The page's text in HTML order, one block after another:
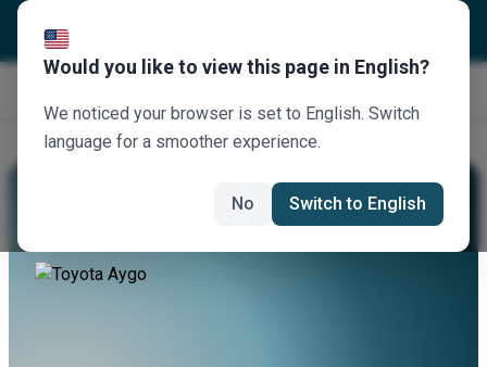
Mieten Sie Einen Toyota Aygo
Would you like to view this page in English?
We noticed your browser is set to English. Switch
language for a smoother experience.
No Switch to English